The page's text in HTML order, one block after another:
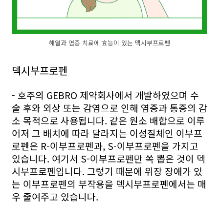
해열과 염증 치료에 효능이 있는 덱시부프로펜
덱시부프로펜
- 호주의 GEBRO 제약회사에서 개발하였으며 수
술 후와 외상 또는 감염으로 인해 염증과 통증의 감
소 목적으로 사용됩니다. 같은 원소 배합으로 이루
어져 그 배치에 따라 달라지는 이성질체인 이부프
로펜은 R-이부프로펜과, S-이부프로펜을 가지고
있습니다. 여기서 S-이부프로펜만 쏙 뽑은 것이 덱
시부프로펜입니다. 그렇기 때문에 위장 장애가 있
는 이부프로펜의 부작용을 덱시부프로펜에서는 매
우 줄여주고 있습니다.